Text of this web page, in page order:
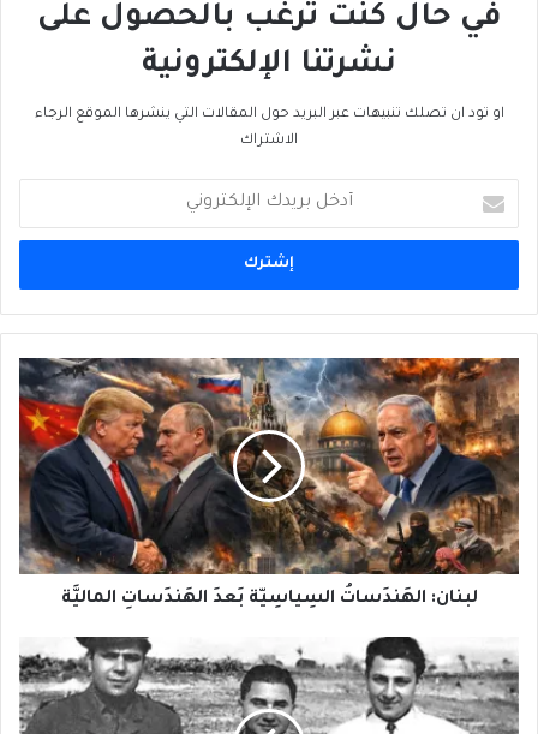
في حال كنت ترغب بالحصول على
نشرتنا الإلكترونية
او تود ان تصلك تنبيهات عبر البريد حول المقالات التي ينشرها الموقع الرجاء
الاشتراك
بريدك
الإلكتروني
لبنان:
الهَندَساتُ
السِياسِيّة
بَعدَ
الهَندَساتِ
الماليَّة
لبنان: الهَندَساتُ السِياسِيّة بَعدَ الهَندَساتِ الماليَّة
الرحباني
"شرطيًّا
قضائيًّا"